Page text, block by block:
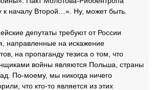
к началу Второй…». Ну, может быть.
депутаты требуют от России
направленные на искажение
на пропаганду тезиса о том, что
войны являются Польша, страны
По-моему, мы никогда ничего
что кто-то является из этих